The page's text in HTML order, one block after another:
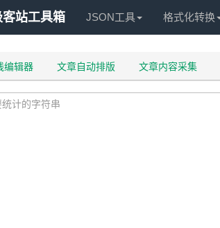
客站工具箱 JSON工具 格式化转换
编辑器 文章自动排版 文章内容采集